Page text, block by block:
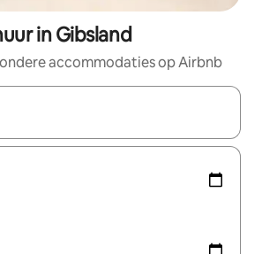
in Gibsland
accommodaties op Airbnb
beschikbaar zijn, maak je een keuze